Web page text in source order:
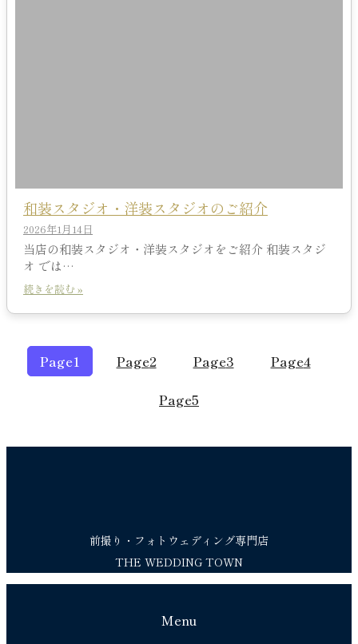
和装スタジオ・洋装スタジオのご紹介
2026年1月14日
当店の和装スタジオ・洋装スタジオをご紹介 和装スタジ
オ では…
続きを読む »
Page1 Page2 Page3 Page4
Page5
前撮り・フォトウェディング専門店
THE WEDDING TOWN
Menu